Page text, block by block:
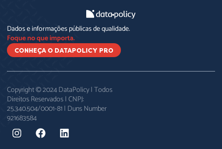
Dados e informações públicas de qualidade.
Foque no que importa.
CONHEÇA O DATAPOLICY PRO
Copyright © 2024 DataPolicy | Todos
Direitos Reservados | CNPJ:
25.340.504/0001-81 | Duns Number
921683584